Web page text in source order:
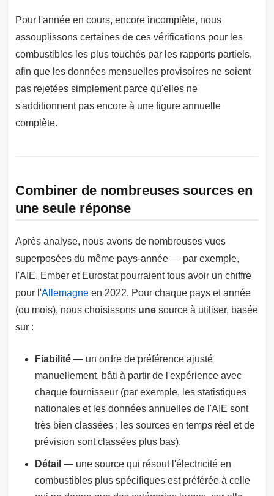
Pour l'année en cours, encore incomplète, nous
assouplissons certaines de ces vérifications pour les
combustibles les plus touchés par les rapports partiels,
afin que les données mensuelles provisoires ne soient
pas rejetées simplement parce qu'elles ne
s'additionnent pas encore à une figure annuelle
complète.
Combiner de nombreuses sources en
une seule réponse
Après analyse, nous avons de nombreuses vues
superposées du même pays-année — par exemple,
l'AIE, Ember et Eurostat pourraient tous avoir un chiffre
pour l'Allemagne en 2022. Pour chaque pays et année
(ou mois), nous choisissons une source à utiliser, basée
sur :
Fiabilité — un ordre de préférence ajusté
manuellement, bâti à partir de l'expérience avec
chaque fournisseur (par exemple, les statistiques
nationales et les données annuelles de l'AIE sont
très bien classées ; les sources en temps réel et de
prévision sont classées plus bas).
Détail — une source qui résout l'électricité en
combustibles plus spécifiques est préférée à celle